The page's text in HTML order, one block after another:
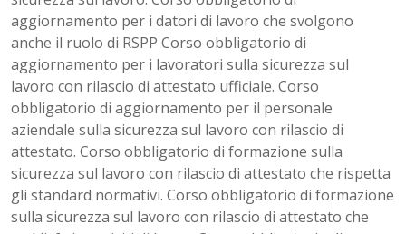
aggiornamento per i datori di lavoro che svolgono
anche il ruolo di RSPP Corso obbligatorio di
aggiornamento per i lavoratori sulla sicurezza sul
lavoro con rilascio di attestato ufficiale. Corso
obbligatorio di aggiornamento per il personale
aziendale sulla sicurezza sul lavoro con rilascio di
attestato. Corso obbligatorio di formazione sulla
sicurezza sul lavoro con rilascio di attestato che rispetta
gli standard normativi. Corso obbligatorio di formazione
sulla sicurezza sul lavoro con rilascio di attestato che